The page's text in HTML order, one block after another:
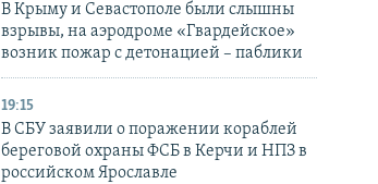
В Крыму и Севастополе были слышны
взрывы, на аэродроме «Гвардейское»
возник пожар с детонацией – паблики
19:15
В СБУ заявили о поражении кораблей
береговой охраны ФСБ в Керчи и НПЗ в
российском Ярославле